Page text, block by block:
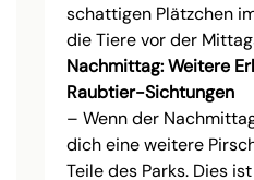
schattigen Plätzchen
die Tiere vor der
Nachmittag: Weitere
Raubtier-Sichtungen
– Wenn der
dich eine weitere
Teile des Parks. Dies